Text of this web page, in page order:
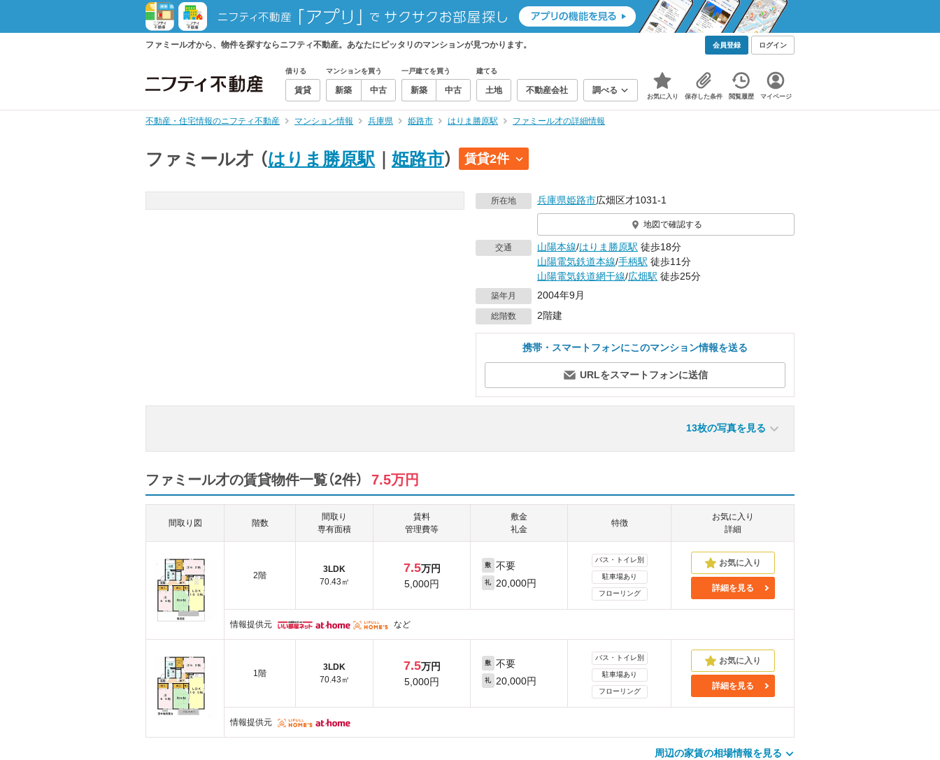
ファミール才から、物件を探すならニフティ不動産。あなたにピッタリのマンションが見つかります。 会員登録 ログイン
借りる
賃貸
マンションを買う
新築 中古
一戸建てを買う
新築 中古
建てる
土地 不動産会社 調べる
お気に入り 保存した条件 閲覧履歴 マイページ
不動産・住宅情報のニフティ不動産 マンション情報 兵庫県 姫路市 はりま勝原駅 ファミール才の詳細情報
ファミール才 （はりま勝原駅 姫路市） 賃貸2件
所在地 兵庫県姫路市広畑区才1031‐1
地図で確認する
交通 山陽本線/はりま勝原駅 徒歩18分
山陽電気鉄道本線/手柄駅 徒歩11分
山陽電気鉄道網干線/広畑駅 徒歩25分
築年月 2004年9月
総階数 2階建
携帯・スマートフォンにこのマンション情報を送る
URLをスマートフォンに送信
13枚の写真を見る
ファミール才の賃貸物件一覧（2件） 7.5万円
間取り図 階数
間取り
専有面積
賃料
管理費等
敷金
礼金
特徴
お気に入り
詳細
2階
3LDK
70.43㎡
7.5万円
5,000円
敷 不要
礼 20,000円
バス・トイレ別
駐車場あり
フローリング
詳細を見る
情報提供元 など
1階
3LDK
70.43㎡
7.5万円
5,000円
敷 不要
礼 20,000円
バス・トイレ別
駐車場あり
フローリング
詳細を見る
情報提供元
周辺の家賃の相場情報を見る